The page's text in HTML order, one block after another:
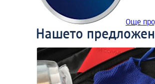
Още
Нашето